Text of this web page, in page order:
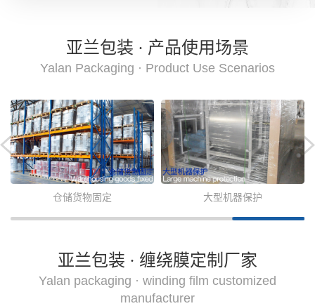
亚兰包装 · 产品使用场景
Yalan Packaging · Product Use Scenarios
大型机器保护 机用缠绕膜固定
亚兰包装 · 缠绕膜定制厂家
Yalan packaging · winding film customized
manufacturer